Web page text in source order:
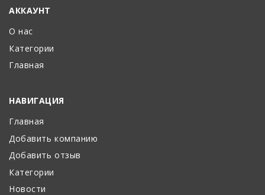
АККАУНТ
О нас
Категории
Главная
НАВИГАЦИЯ
Главная
Добавить компанию
Добавить отзыв
Категории
Новости